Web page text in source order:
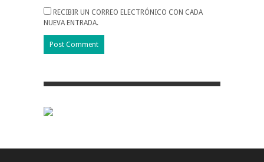
RECIBIR UN CORREO ELECTRÓNICO CON CADA
NUEVA ENTRADA.